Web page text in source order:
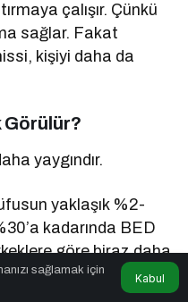
çalışır. Çünkü
sağlar. Fakat
kişiyi daha da
Görülür?
yaygındır.
yaklaşık %2-
kadarında BED
göre biraz daha
de ciddi oranda
sağlamak için
Kabul